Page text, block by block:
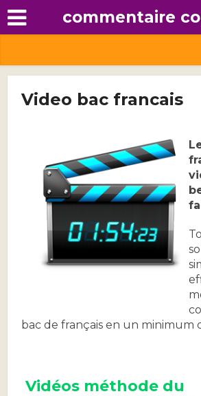
commentaire
Video bac francais
bac de français en un minimum
Vidéos méthode du